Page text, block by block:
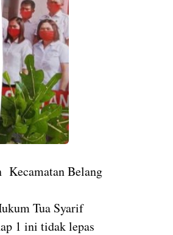
Kecamatan Belang
Tua Syarif
1 ini tidak lepas